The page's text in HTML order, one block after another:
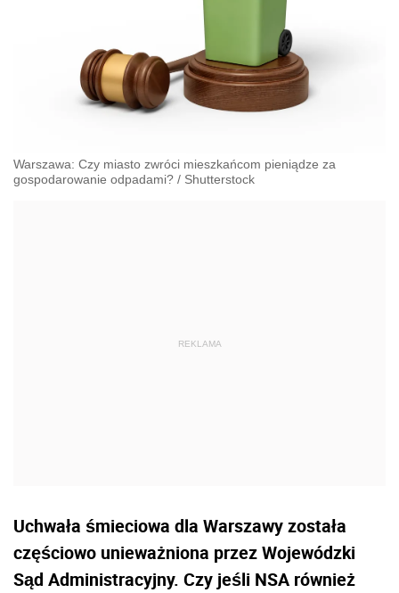
Warszawa: Czy miasto zwróci mieszkańcom pieniądze za
gospodarowanie odpadami? / Shutterstock
Uchwała śmieciowa dla Warszawy została
częściowo unieważniona przez Wojewódzki
Sąd Administracyjny. Czy jeśli NSA również